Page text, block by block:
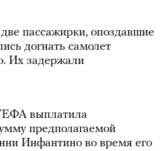
пассажирки, опоздавшие
догнать самолет
Их задержали
выплатила
предполагаемой
Инфантино во время его